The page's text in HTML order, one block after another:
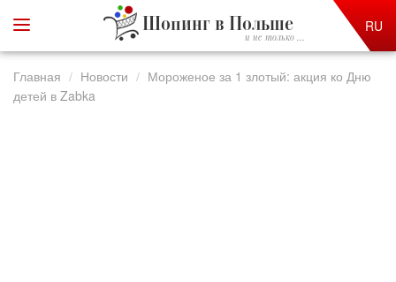
Шопинг в Польше
и не только ...
RU
Главная Новости
Мороженое за 1 злотый: акция ко Дню
детей в Zabka